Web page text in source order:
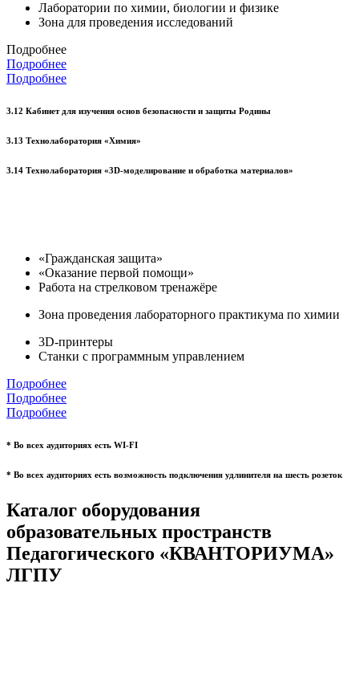
Лаборатории по химии, биологии и физике
Зона для проведения исследований
Подробнее
Подробнее
Подробнее
3.12 Кабинет для изучения основ безопасности и защиты Родины
3.13 Технолаборатория «Химия»
3.14 Технолаборатория «3D-моделирование и обработка материалов»
«Гражданская защита»
«Оказание первой помощи»
Работа на стрелковом тренажёре
Зона проведения лабораторного практикума по химии
3D-принтеры
Станки с программным управлением
Подробнее
Подробнее
Подробнее
* Во всех аудиториях есть WI-FI
* Во всех аудиториях есть возможность подключения удлинителя на шесть розеток
Каталог оборудования
образовательных пространств
Педагогического «КВАНТОРИУМА»
ЛГПУ